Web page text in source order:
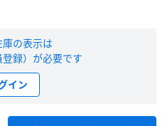
の表示は
録）が必要です
イン
本登録となるまで、数日間かかる場合
りする場合があります。
はこちら